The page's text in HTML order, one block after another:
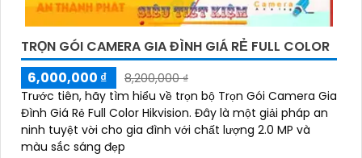
TRỌN GÓI CAMERA GIA ĐÌNH GIÁ RẺ FULL COLOR
6,000,000 ₫
8,200,000 ₫
Trước tiên, hãy tìm hiểu về trọn bộ Trọn Gói Camera Gia
Đình Giá Rẻ Full Color Hikvision. Đây là một giải pháp an
ninh tuyệt vời cho gia đình với chất lượng 2.0 MP và
màu sắc sáng đẹp